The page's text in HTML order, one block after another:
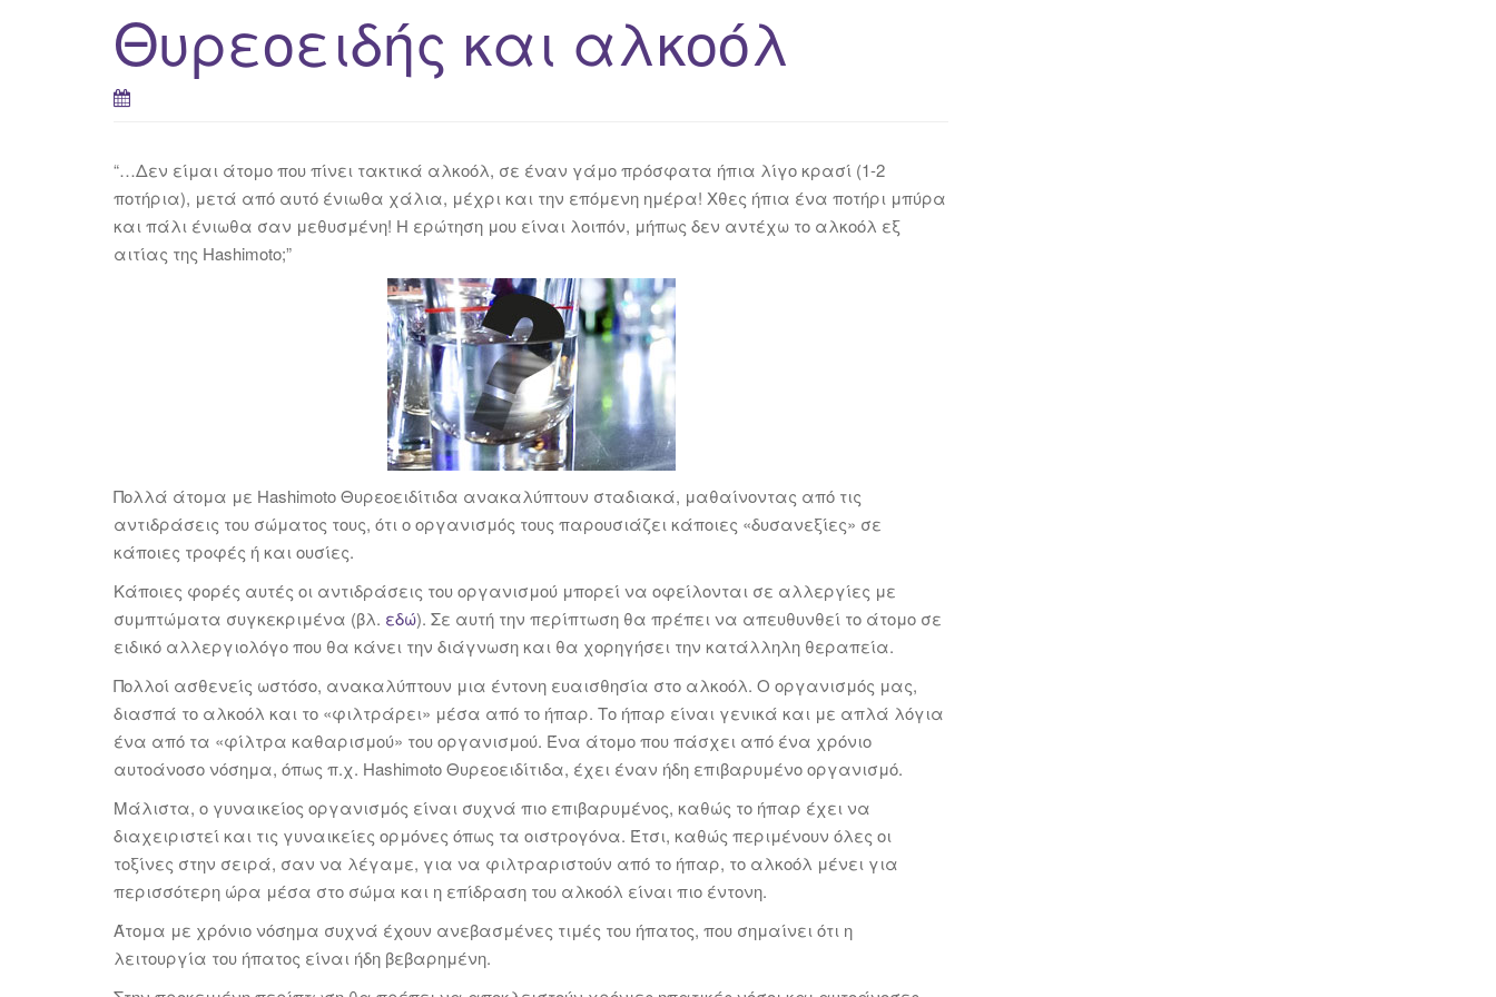
Θυρεοειδής και αλκοόλ
“…Δεν είμαι άτομο που πίνει τακτικά αλκοόλ, σε έναν γάμο πρόσφατα ήπια λίγο κρασί (1-2
ποτήρια), μετά από αυτό ένιωθα χάλια, μέχρι και την επόμενη ημέρα! Χθες ήπια ένα ποτήρι μπύρα
και πάλι ένιωθα σαν μεθυσμένη! Η ερώτηση μου είναι λοιπόν, μήπως δεν αντέχω το αλκοόλ εξ
αιτίας της Hashimoto;”
Πολλά άτομα με Hashimoto Θυρεοειδίτιδα ανακαλύπτουν σταδιακά, μαθαίνοντας από τις
αντιδράσεις του σώματος τους, ότι ο οργανισμός τους παρουσιάζει κάποιες «δυσανεξίες» σε
κάποιες τροφές ή και ουσίες.
Κάποιες φορές αυτές οι αντιδράσεις του οργανισμού μπορεί να οφείλονται σε αλλεργίες με
συμπτώματα συγκεκριμένα (βλ. εδώ). Σε αυτή την περίπτωση θα πρέπει να απευθυνθεί το άτομο σε
ειδικό αλλεργιολόγο που θα κάνει την διάγνωση και θα χορηγήσει την κατάλληλη θεραπεία.
Πολλοί ασθενείς ωστόσο, ανακαλύπτουν μια έντονη ευαισθησία στο αλκοόλ. Ο οργανισμός μας,
διασπά το αλκοόλ και το «φιλτράρει» μέσα από το ήπαρ. Το ήπαρ είναι γενικά και με απλά λόγια
ένα από τα «φίλτρα καθαρισμού» του οργανισμού. Ένα άτομο που πάσχει από ένα χρόνιο
αυτοάνοσο νόσημα, όπως π.χ. Hashimoto Θυρεοειδίτιδα, έχει έναν ήδη επιβαρυμένο οργανισμό.
Μάλιστα, ο γυναικείος οργανισμός είναι συχνά πιο επιβαρυμένος, καθώς το ήπαρ έχει να
διαχειριστεί και τις γυναικείες ορμόνες όπως τα οιστρογόνα. Έτσι, καθώς περιμένουν όλες οι
τοξίνες στην σειρά, σαν να λέγαμε, για να φιλτραριστούν από το ήπαρ, το αλκοόλ μένει για
περισσότερη ώρα μέσα στο σώμα και η επίδραση του αλκοόλ είναι πιο έντονη.
Άτομα με χρόνιο νόσημα συχνά έχουν ανεβασμένες τιμές του ήπατος, που σημαίνει ότι η
λειτουργία του ήπατος είναι ήδη βεβαρημένη.